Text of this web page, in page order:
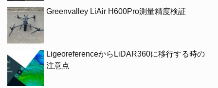
Greenvalley LiAir H600Pro測量精度検証
LigeoreferenceからLiDAR360に移行する時の
注意点